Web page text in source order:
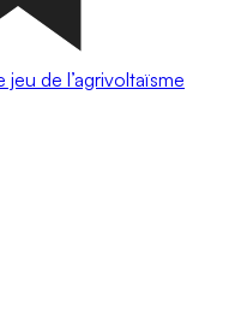
de l’agrivoltaïsme